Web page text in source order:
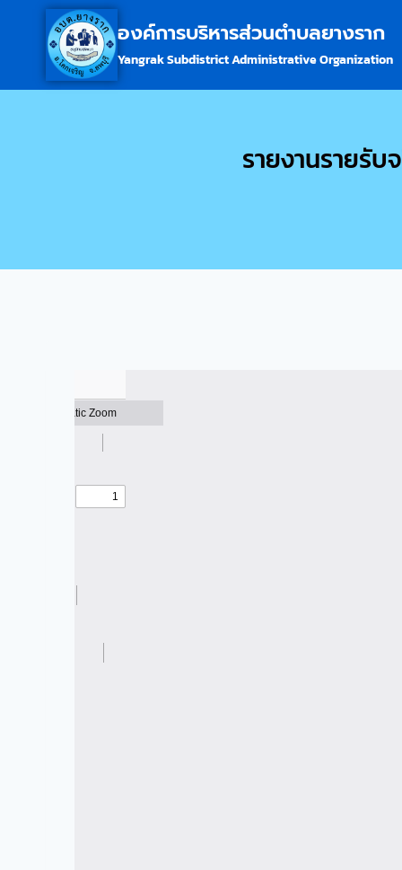
องค์การบริหารส่วนตำบลยางราก
Yangrak Subdistrict Administrative Organization
รายงานรายรั